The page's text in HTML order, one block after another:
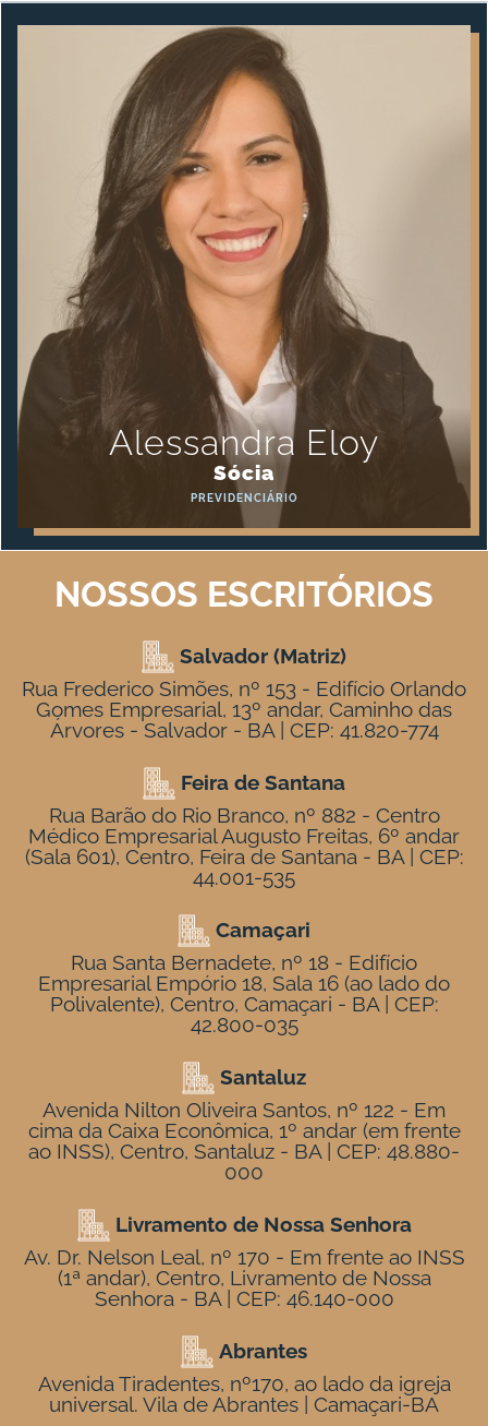
Alessandra Eloy
Sócia
PREVIDENCIÁRIO
NOSSOS ESCRITÓRIOS
Salvador (Matriz)
Rua Frederico Simões, nº 153 - Edifício Orlando
Gomes Empresarial, 13º andar, Caminho das
Árvores - Salvador - BA | CEP: 41.820-774
Feira de Santana
Rua Barão do Rio Branco, nº 882 - Centro
Médico Empresarial Augusto Freitas, 6º andar
(Sala 601), Centro, Feira de Santana - BA | CEP:
44.001-535
Camaçari
Rua Santa Bernadete, nº 18 - Edifício
Empresarial Empório 18, Sala 16 (ao lado do
Polivalente), Centro, Camaçari - BA | CEP:
42.800-035
Santaluz
Avenida Nilton Oliveira Santos, nº 122 - Em
cima da Caixa Econômica, 1º andar (em frente
ao INSS), Centro, Santaluz - BA | CEP: 48.880-
000
Livramento de Nossa Senhora
Av. Dr. Nelson Leal, nº 170 - Em frente ao INSS
(1ª andar), Centro, Livramento de Nossa
Senhora - BA | CEP: 46.140-000
Abrantes
Avenida Tiradentes, nº170, ao lado da igreja
universal. Vila de Abrantes | Camaçari-BA